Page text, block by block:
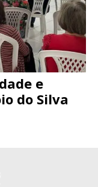
e
do Silva